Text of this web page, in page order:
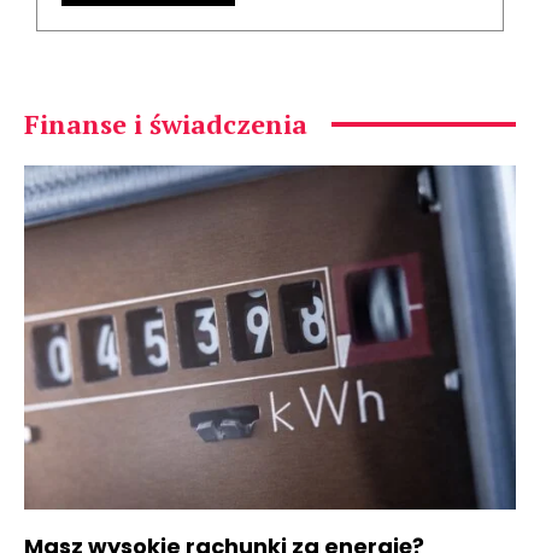
Finanse i świadczenia
Masz wysokie rachunki za energię?